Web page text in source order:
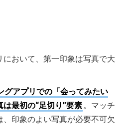
おいて、第一印象は写真で大
グアプリでの「会ってみたい
最初の“足切り”要素。マッチ
、印象のよい写真が必要不可欠